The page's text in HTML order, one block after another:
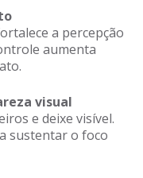
a percepção
aumenta
visual
e deixe visível.
sustentar o foco